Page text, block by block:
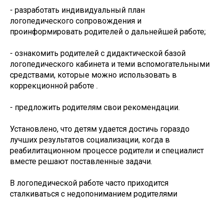
- разработать индивидуальный план
логопедического сопровождения и
проинформировать родителей о дальнейшей работе;
- ознакомить родителей с дидактической базой
логопедического кабинета и теми вспомогательными
средствами, которые можно использовать в
коррекционной работе .
- предложить родителям свои рекомендации.
Установлено, что детям удается достичь гораздо
лучших результатов социализации, когда в
реабилитационном процессе родители и специалист
вместе решают поставленные задачи.
В логопедической работе часто приходится
сталкиваться с недопониманием родителями